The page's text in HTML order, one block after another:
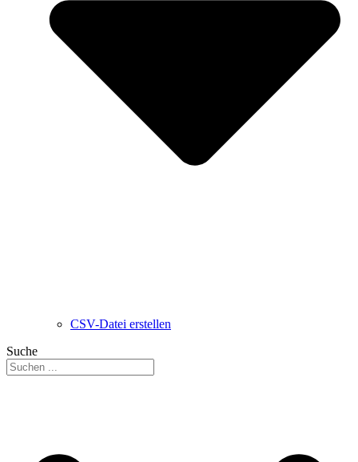
CSV-Datei erstellen
Suche